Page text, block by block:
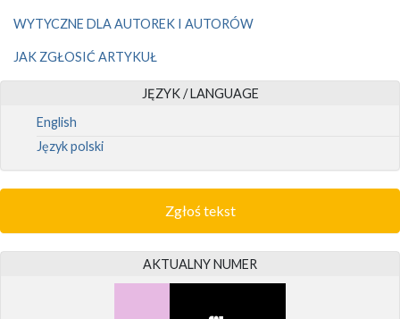
WYTYCZNE DLA AUTOREK I AUTORÓW
JAK ZGŁOSIĆ ARTYKUŁ
JĘZYK / LANGUAGE
English
Język polski
Zgłoś tekst
AKTUALNY NUMER